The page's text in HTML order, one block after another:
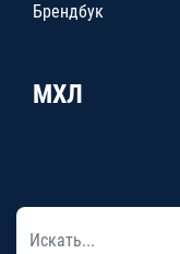
Брендбук
МХЛ